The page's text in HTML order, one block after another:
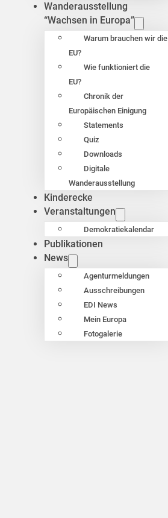
Wanderausstellung
“Wachsen in Europa”
Warum brauchen wir die
EU?
Wie funktioniert die
EU?
Chronik der
Europäischen Einigung
Statements
Quiz
Downloads
Digitale
Wanderausstellung
Kinderecke
Veranstaltungen
Demokratiekalendar
Publikationen
News
Agenturmeldungen
Ausschreibungen
EDI News
Mein Europa
Fotogalerie